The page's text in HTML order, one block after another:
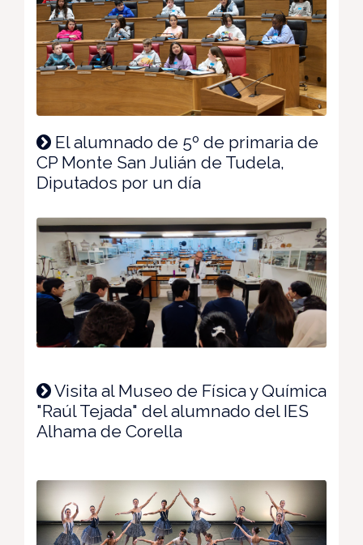
El alumnado de 5º de primaria de
CP Monte San Julián de Tudela,
Diputados por un día
Visita al Museo de Física y Química
"Raúl Tejada" del alumnado del IES
Alhama de Corella